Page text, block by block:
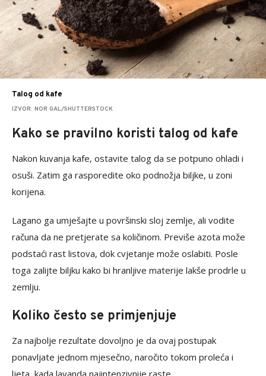
Talog od kafe
IZVOR: NOR GAL/SHUTTERSTOCK
Kako se pravilno koristi talog od kafe
Nakon kuvanja kafe, ostavite talog da se potpuno ohladi i
osuši. Zatim ga rasporedite oko podnožja biljke, u zoni
korijena.
Lagano ga umješajte u površinski sloj zemlje, ali vodite
računa da ne pretjerate sa količinom. Previše azota može
podstaći rast listova, dok cvjetanje može oslabiti. Posle
toga zalijte biljku kako bi hranljive materije lakše prodrle u
zemlju.
Koliko često se primjenjuje
Za najbolje rezultate dovoljno je da ovaj postupak
ponavljate jednom mjesečno, naročito tokom proleća i
ljeta, kada lavanda najintenzivnije raste.